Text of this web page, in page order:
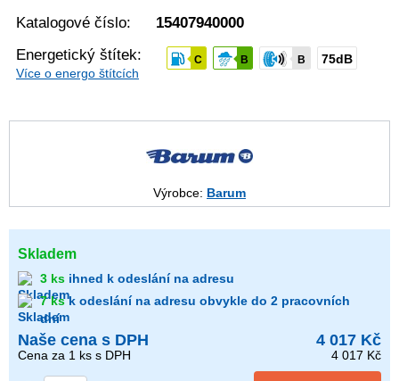
Katalogové číslo:
15407940000
Energetický štítek:
Více o energo štítcích
C B B 75dB
Výrobce: Barum
Skladem
3 ks ihned k odeslání na adresu
7 ksk odeslání na adresu obvykle do 2 pracovních
dní
Naše cena s DPH 4 017 Kč
Cena za 1 ks s DPH 4 017 Kč